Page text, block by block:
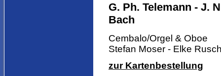
G. Ph. Telemann - J.
Bach
Cembalo/Orgel & Oboe
Stefan Moser - Elke
zur Kartenbestellung